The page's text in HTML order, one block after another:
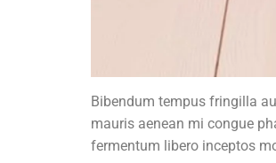
Bibendum tempus fringilla
mauris aenean mi congue
fermentum libero inceptos